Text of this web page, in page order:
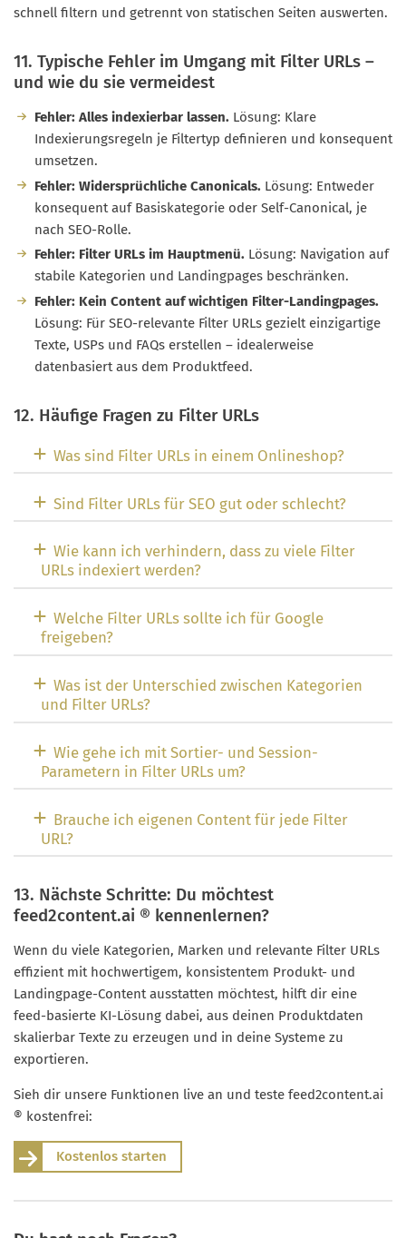
schnell filtern und getrennt von statischen Seiten auswerten.
11. Typische Fehler im Umgang mit Filter URLs –
und wie du sie vermeidest
Fehler: Alles indexierbar lassen. Lösung: Klare
Indexierungsregeln je Filtertyp definieren und konsequent
umsetzen.
Fehler: Widersprüchliche Canonicals. Lösung: Entweder
konsequent auf Basiskategorie oder Self-Canonical, je
nach SEO-Rolle.
Fehler: Filter URLs im Hauptmenü. Lösung: Navigation auf
stabile Kategorien und Landingpages beschränken.
Fehler: Kein Content auf wichtigen Filter-Landingpages.
Lösung: Für SEO-relevante Filter URLs gezielt einzigartige
Texte, USPs und FAQs erstellen – idealerweise
datenbasiert aus dem Produktfeed.
12. Häufige Fragen zu Filter URLs
Was sind Filter URLs in einem Onlineshop?
Sind Filter URLs für SEO gut oder schlecht?
Wie kann ich verhindern, dass zu viele Filter
URLs indexiert werden?
Welche Filter URLs sollte ich für Google
freigeben?
Was ist der Unterschied zwischen Kategorien
und Filter URLs?
Wie gehe ich mit Sortier- und Session-
Parametern in Filter URLs um?
Brauche ich eigenen Content für jede Filter
URL?
13. Nächste Schritte: Du möchtest
feed2content.ai ® kennenlernen?
Wenn du viele Kategorien, Marken und relevante Filter URLs
effizient mit hochwertigem, konsistentem Produkt- und
Landingpage-Content ausstatten möchtest, hilft dir eine
feed-basierte KI-Lösung dabei, aus deinen Produktdaten
skalierbar Texte zu erzeugen und in deine Systeme zu
exportieren.
Sieh dir unsere Funktionen live an und teste feed2content.ai
® kostenfrei:
Kostenlos starten